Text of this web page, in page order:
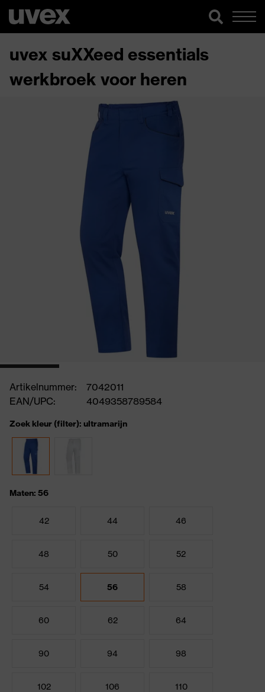
uvex suXXeed essentials
werkbroek voor heren
Artikelnummer:
7042011
EAN/UPC:
4049358789584
Zoek kleur (filter): ultramarijn
Maten: 56
42 44 46
48 50 52
54 56 58
60 62 64
90 94 98
102 106 110